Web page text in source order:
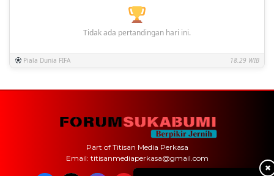
Tidak ada pertandingan hari ini.
Piala Dunia FIFA 18.29 WIB
✖
Part of Titisan Media Perkasa
Email: titisanmediaperkasa@gmail.com